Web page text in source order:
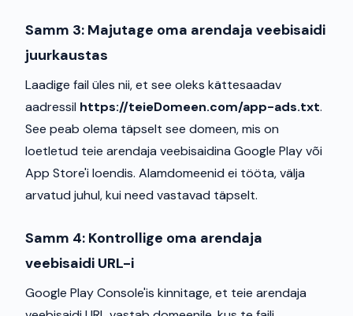
Samm 3: Majutage oma arendaja veebisaidi
juurkaustas
Laadige fail üles nii, et see oleks kättesaadav
aadressil https://teieDomeen.com/app-ads.txt.
See peab olema täpselt see domeen, mis on
loetletud teie arendaja veebisaidina Google Play või
App Store'i loendis. Alamdomeenid ei tööta, välja
arvatud juhul, kui need vastavad täpselt.
Samm 4: Kontrollige oma arendaja
veebisaidi URL-i
Google Play Console'is kinnitage, et teie arendaja